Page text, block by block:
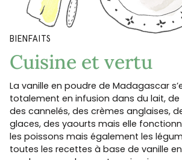
BIENFAITS
Cuisine et vertu
La vanille en poudre de Madagascar
totalement en infusion dans du lait, de
des cannelés, des crèmes anglaises,
glaces, des yaourts mais elle
les poissons mais également les
toutes les recettes à base de vanille